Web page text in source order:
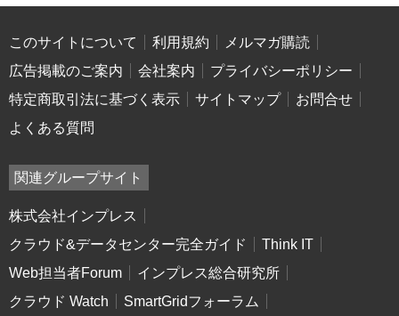
このサイトについて 利用規約
メルマガ購読
広告掲載のご案内
会社案内
プライバシーポリシー
特定商取引法に基づく表示
サイトマップ
お問合せ
よくある質問
関連グループサイト
株式会社インプレス
クラウド&データセンター完全ガイド
Think IT
Web担当者Forum
インプレス総合研究所
クラウド Watch
SmartGridフォーラム